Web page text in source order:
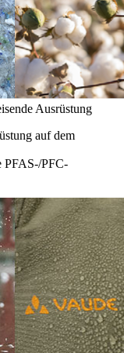
Ausrüstung
auf dem
PFAS-/PFC-